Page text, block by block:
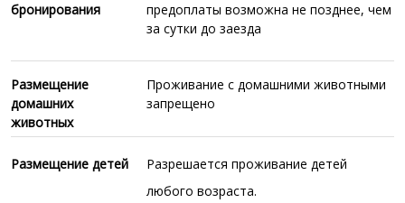
бронирования
предоплаты возможна не позднее, чем
за сутки до заезда
Размещение
домашних
животных
Проживание с домашними животными
запрещено
Размещение детей
Разрешается проживание детей
любого возраста.